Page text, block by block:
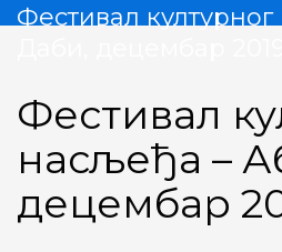
Фестивал
Фестивал
насљеђа –
децембар